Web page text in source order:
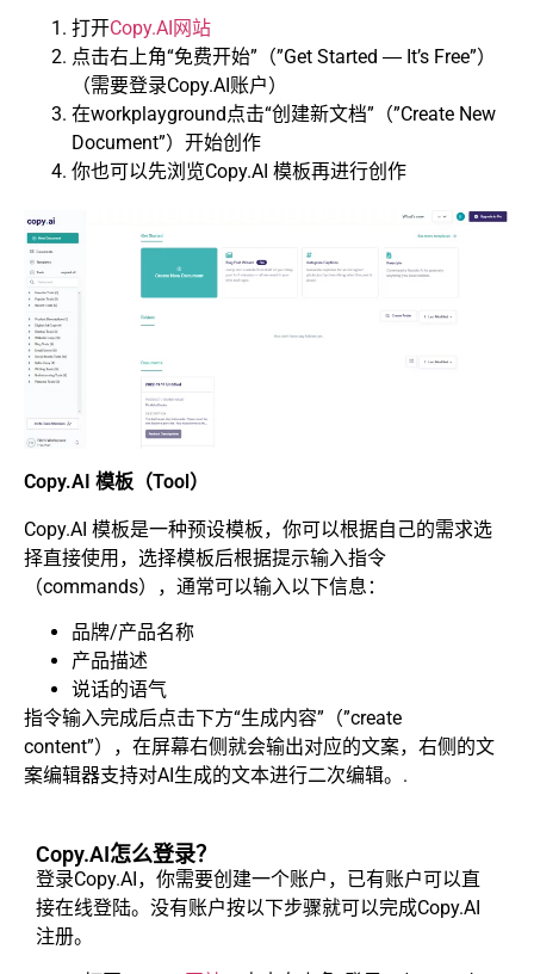
打开Copy.AI网站
点击右上角“免费开始”（”Get Started ― It’s Free”）
（需要登录Copy.AI账户）
在workplayground点击“创建新文档”（”Create New
Document”）开始创作
你也可以先浏览Copy.AI 模板再进行创作
Copy.AI 模板（Tool）
Copy.AI 模板是一种预设模板，你可以根据自己的需求选
择直接使用，选择模板后根据提示输入指令
（commands），通常可以输入以下信息：
品牌/产品名称
产品描述
说话的语气
指令输入完成后点击下方“生成内容”（”create
content”），在屏幕右侧就会输出对应的文案，右侧的文
案编辑器支持对AI生成的文本进行二次编辑。.
Copy.AI怎么登录？
登录Copy.AI，你需要创建一个账户，已有账户可以直
接在线登陆。没有账户按以下步骤就可以完成Copy.AI
注册。